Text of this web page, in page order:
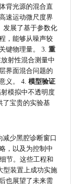
背光源的混合直
速运动微尺度界
发展了基于参数化
，能够从噪声较
键物理量。 3. 重
射性混合测量中
界面混合问题的
义。 4. 模型验证
模拟中不透明度
了宝贵的实验基
少黑腔诊断窗口
，以及为控制中
节。这些工程和
型装置上成功实施
也展望了未来需